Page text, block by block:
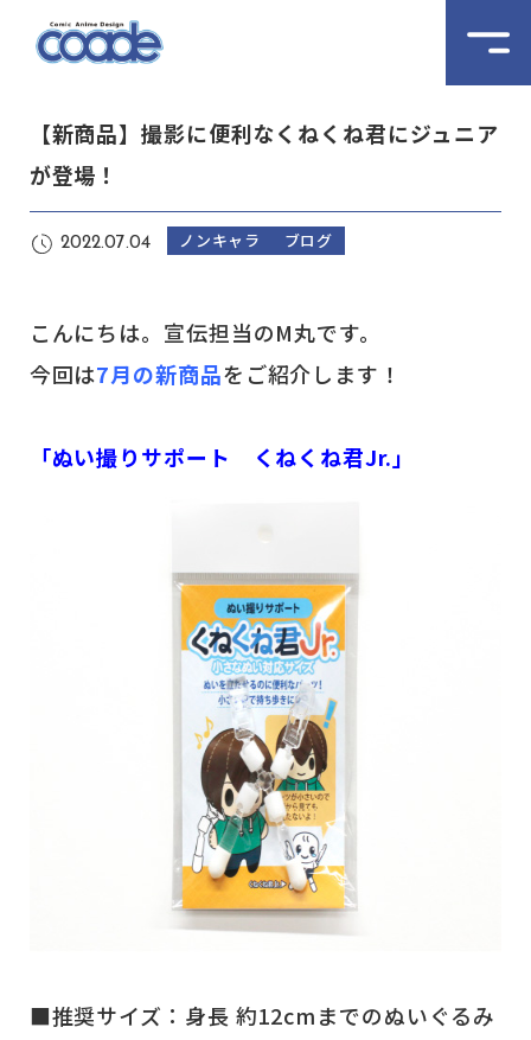
【新商品】撮影に便利なくねくね君にジュニア
が登場！
2022.07.04 ノンキャラ ブログ
こんにちは。宣伝担当のM丸です。
今回は7月の新商品をご紹介します！
「ぬい撮りサポート くねくね君Jr.」
■推奨サイズ：身長 約12cmまでのぬいぐるみ